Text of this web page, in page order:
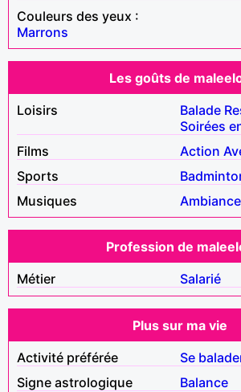
Couleurs des yeux :
Marrons
Les goûts de
Loisirs
Balade
Soirées
Films
Action
Sports
Musiques
Ambiance
Profession de
Métier
Salarié
Plus sur ma vie
Activité préférée
Se
Signe astrologique
Balance